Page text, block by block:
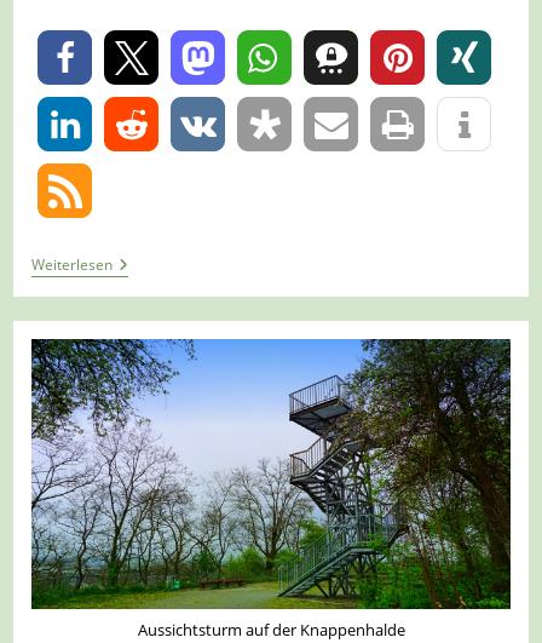
0
0
WeiterlesenTour
1428
–
Hagen
–
Auf
Dem
A1
Um
Die
Wildgehege
Aussichtsturm auf der Knappenhalde